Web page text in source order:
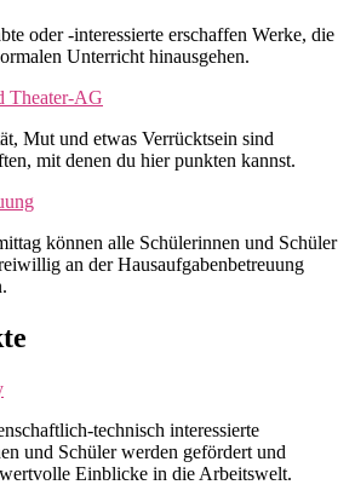
oder -interessierte erschaffen Werke, die
Unterricht hinausgehen.
Theater-AG
Mut und etwas Verrücktsein sind
mit denen du hier punkten kannst.
können alle Schülerinnen und Schüler
an der Hausaufgabenbetreuung
technisch interessierte
und Schüler werden gefördert und
Einblicke in die Arbeitswelt.